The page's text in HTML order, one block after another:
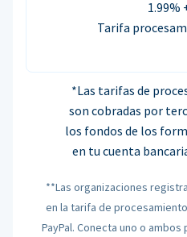
1.99%
Tarifa
*Las tarifas de
son cobradas por
los fondos de los
en tu cuenta
**Las organizaciones
en la tarifa de
PayPal. Conecta uno o